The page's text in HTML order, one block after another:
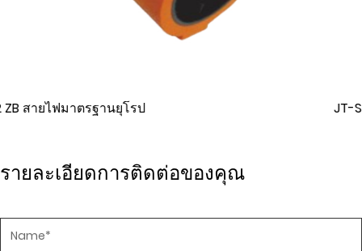
JT-ST2 สายไฟมาตรฐาน IEC
รายละเอียดการติดต่อของคุณ